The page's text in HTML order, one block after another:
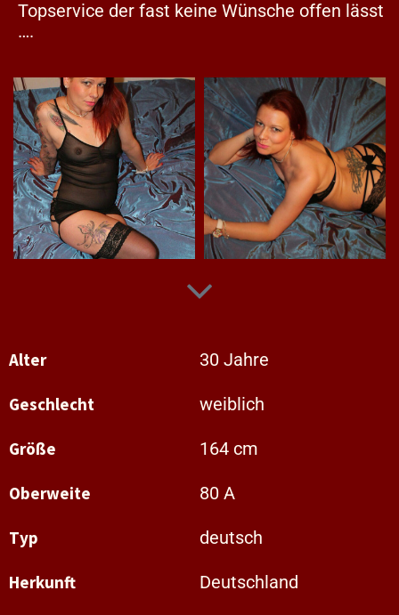
Topservice der fast keine Wünsche offen lässt
….
Alter 30 Jahre
Geschlecht weiblich
Größe 164 cm
Oberweite 80 A
Typ deutsch
Herkunft Deutschland